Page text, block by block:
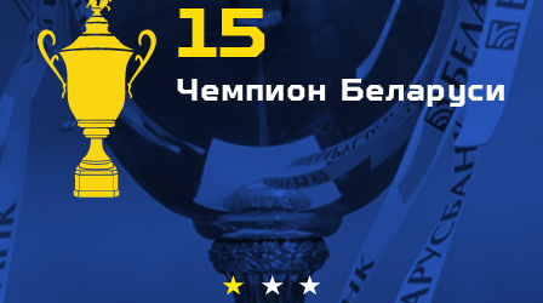
15
Чемпион Беларуси